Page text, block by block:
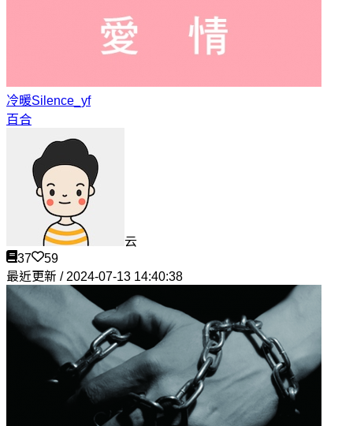
冷暖Silence_yf
百合
云
37
59
最近更新 / 2024-07-13 14:40:38